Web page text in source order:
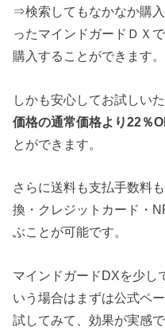
⇒検索してもなかなか購
ったマインドガードＤＸ
購入することができます。
しかも安心してお試しい
価格の通常価格より22％
とができます。
さらに送料も支払手数料
換・クレジットカード・
ぶことが可能です。
マインドガードDXを少し
いう場合はまずは公式ペ
試してみて、効果が実感